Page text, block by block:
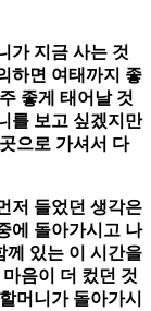
가 지금 사는 것
하면 여태까지 좋
좋게 태어날 것
를 보고 싶겠지만
으로 가셔서 다
저 들었던 생각은
에 돌아가시고 나
께 있는 이 시간을
음이 더 컸던 것
머니가 돌아가시